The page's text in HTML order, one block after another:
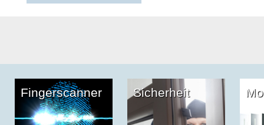
Fingerscanner Sicherheit